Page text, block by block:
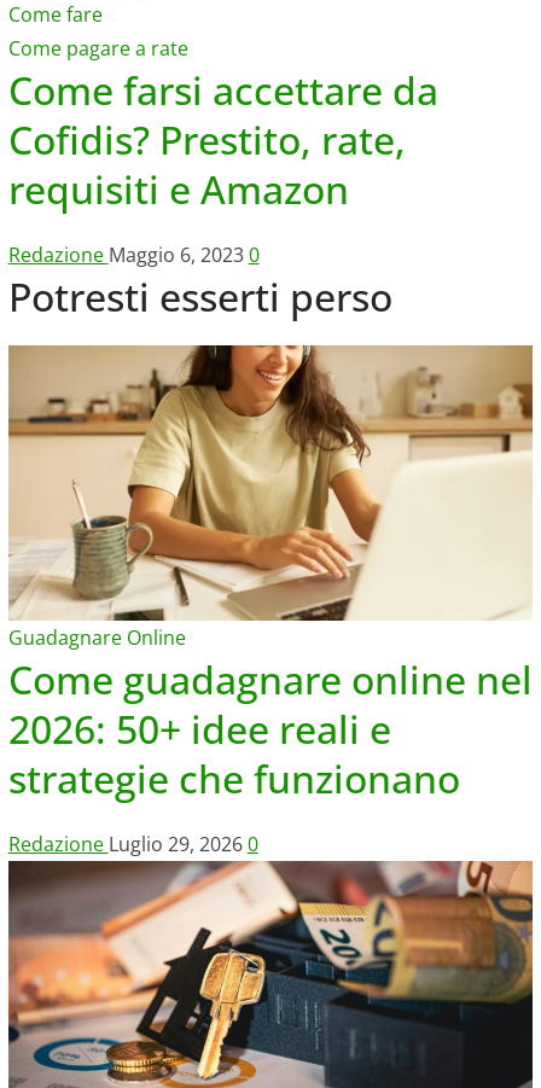
Come fare
Come pagare a rate
Come farsi accettare da
Cofidis? Prestito, rate,
requisiti e Amazon
Redazione Maggio 6, 20230
Potresti esserti perso
Guadagnare Online
Come guadagnare online nel
2026: 50+ idee reali e
strategie che funzionano
Redazione Luglio 29, 20260